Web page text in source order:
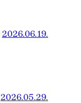
2026.06.19.
2026.05.29.